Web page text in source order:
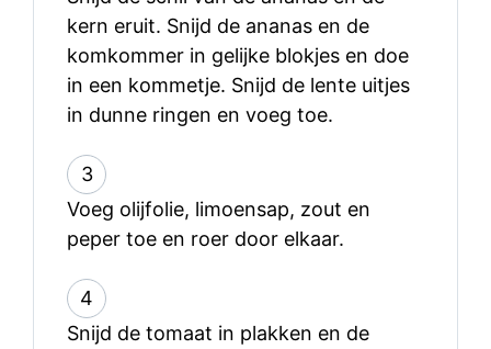
kern eruit. Snijd de ananas en de
komkommer in gelijke blokjes en doe
in een kommetje. Snijd de lente uitjes
in dunne ringen en voeg toe.
3
Voeg olijfolie, limoensap, zout en
peper toe en roer door elkaar.
4
Snijd de tomaat in plakken en de